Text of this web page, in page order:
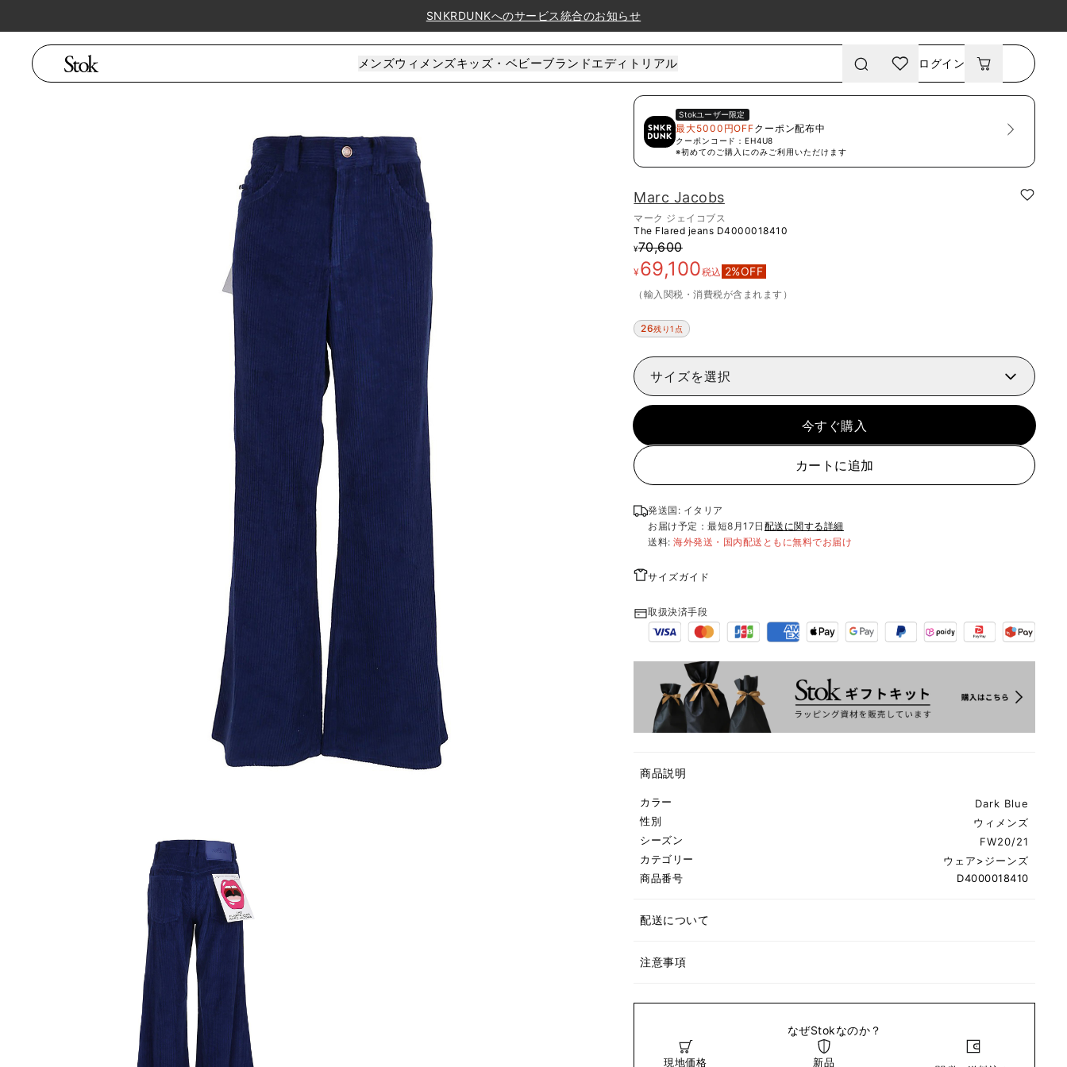
SNKRDUNKへのサービス統合のお知らせ
メンズウィメンズキッズ・ベビーブランドエディトリアル ログイン
Stokユーザー限定
最大5000円OFFクーポン配布中
クーポンコード： EH4U8
※初めてのご購入にのみご利用いただけます
Marc Jacobs
マーク ジェイコブス
The Flared jeans D4000018410
¥70,600
¥69,100税込 2%OFF
（輸入関税・消費税が含まれます）
26残り1点
サイズを選択
今すぐ購入
カートに追加
発送国: イタリア
お届け予定：最短8月17日 配送に関する詳細
送料:海外発送・国内配送ともに無料でお届け
サイズガイド
取扱決済手段
商品説明
カラー
Dark Blue
性別
ウィメンズ
シーズン
FW20/21
カテゴリー
ウェア>ジーンズ
商品番号
D4000018410
配送について
注意事項
なぜStokなのか？
現地価格 新品